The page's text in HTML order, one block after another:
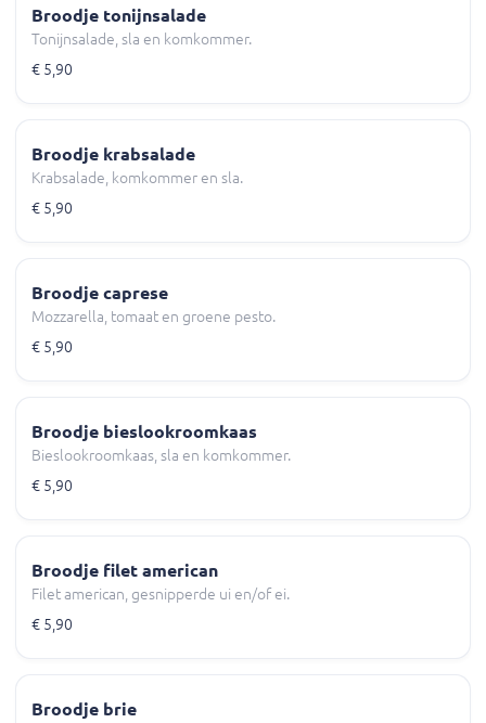
Broodje tonijnsalade
Tonijnsalade, sla en komkommer.
€ 5,90
Broodje krabsalade
Krabsalade, komkommer en sla.
€ 5,90
Broodje caprese
Mozzarella, tomaat en groene pesto.
€ 5,90
Broodje bieslookroomkaas
Bieslookroomkaas, sla en komkommer.
€ 5,90
Broodje filet american
Filet american, gesnipperde ui en/of ei.
€ 5,90
Broodje brie